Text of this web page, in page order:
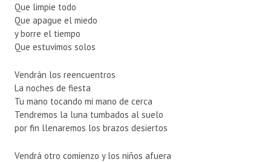
Que limpie todo
Que apague el miedo
y borre el tiempo
Que estuvimos solos
Vendrán los reencuentros
La noches de fiesta
Tu mano tocando mi mano de cerca
Tendremos la luna tumbados al suelo
por fin llenaremos los brazos desiertos
Vendrá otro comienzo y los niños afuera